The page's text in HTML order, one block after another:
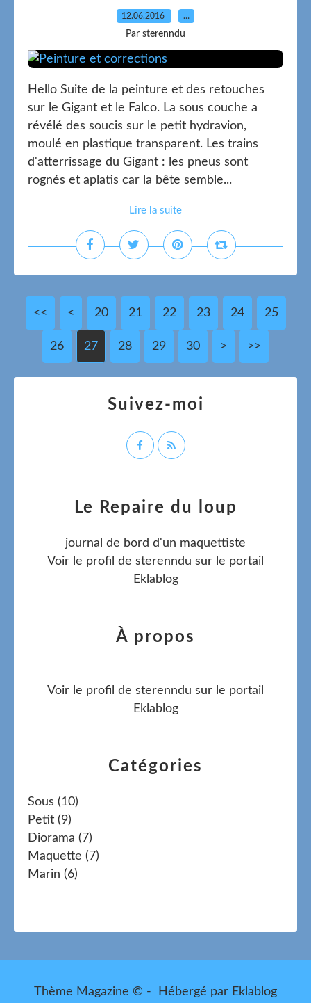
12.06.2016 …
Par sterenndu
Hello Suite de la peinture et des retouches
sur le Gigant et le Falco. La sous couche a
révélé des soucis sur le petit hydravion,
moulé en plastique transparent. Les trains
d'atterrissage du Gigant : les pneus sont
rognés et aplatis car la bête semble...
Lire la suite
<< < 10
20 21 22 23 24 25
26 27 28 29 30 40
50
60
70
80
90
> >>
Catégories
Sous (10)
Petit (9)
Diorama (7)
Maquette (7)
Marin (6)
Le Repaire du loup
journal de bord d'un maquettiste
Voir le profil de sterenndu sur le portail
Eklablog
Suivez-moi
À propos
Voir le profil de sterenndu sur le portail
Eklablog
Thème Magazine © - Hébergé par Eklablog